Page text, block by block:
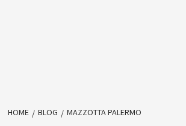
HOME BLOG MAZZOTTA PALERMO